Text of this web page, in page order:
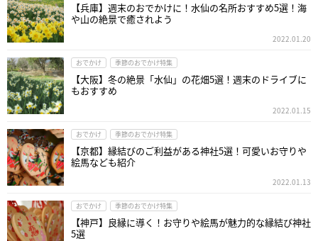
【兵庫】週末のおでかけに！水仙の名所おすすめ5選！海
や山の絶景で癒されよう
2022.01.20
おでかけ 季節のおでかけ特集
【大阪】冬の絶景「水仙」の花畑5選！週末のドライブに
もおすすめ
2022.01.15
おでかけ 季節のおでかけ特集
【京都】縁結びのご利益がある神社5選！可愛いお守りや
絵馬なども紹介
2022.01.13
おでかけ 季節のおでかけ特集
【神戸】良縁に導く！お守りや絵馬が魅力的な縁結び神社
5選